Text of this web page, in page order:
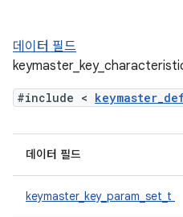
데이터 필드
#include <
데이터 필드
keymaster_key_param_set_t